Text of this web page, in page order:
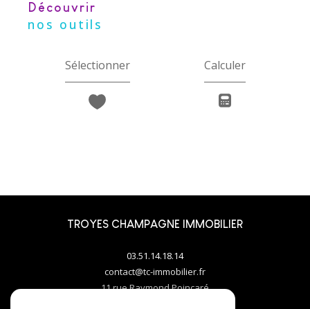
découvrir
nos outils
Sélectionner Calculer
TROYES CHAMPAGNE IMMOBILIER
03.51.14.18.14
contact@tc-immobilier.fr
11 rue Raymond Poincaré